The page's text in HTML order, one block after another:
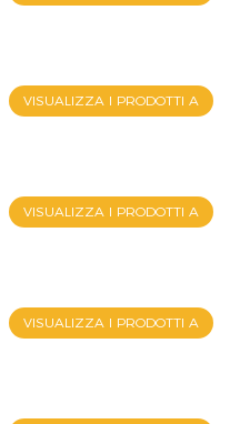
VISUALIZZA I PRODOTTI A
VISUALIZZA I PRODOTTI A
VISUALIZZA I PRODOTTI A